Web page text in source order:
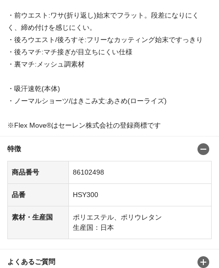
・前ウエスト:ワサ(折り返し)始末でフラット。段差になりにく
く、締め付けを感じにくい。
・後ろウエスト/後ろすそ:フリーなカッティング始末ですっきり
・後ろマチ:マチ接ぎが目立ちにくい仕様
・裏マチ:メッシュ調素材
・吸汗速乾(本体)
・ノーマルショーツ/はきこみ丈:あさめ(ローライズ)
※Flex Move®はセーレン株式会社の登録商標です
特徴
商品番号 86102498
品番 HSY300
素材・生産国
ポリエステル、ポリウレタン
生産国：日本
よくあるご質問